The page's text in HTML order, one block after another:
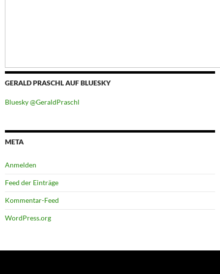
GERALD PRASCHL AUF BLUESKY
Bluesky @GeraldPraschl
META
Anmelden
Feed der Einträge
Kommentar-Feed
WordPress.org